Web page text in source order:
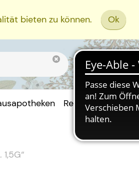
bieten zu können. Ok
Rezept Einreichen
“